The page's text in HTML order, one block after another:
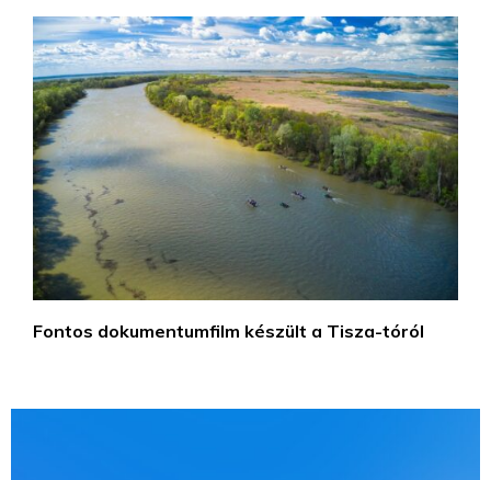
Fontos dokumentumfilm készült a Tisza-tóról